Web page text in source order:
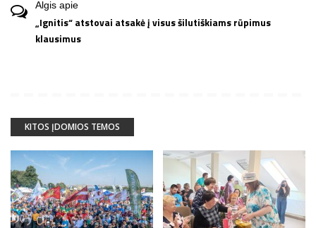
Algis apie
„Ignitis“ atstovai atsakė į visus šilutiškiams rūpimus
klausimus
KITOS ĮDOMIOS TEMOS